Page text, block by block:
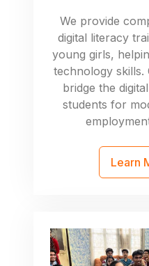
We provide
digital literacy
young girls,
technology skills.
bridge the
students for
Learn